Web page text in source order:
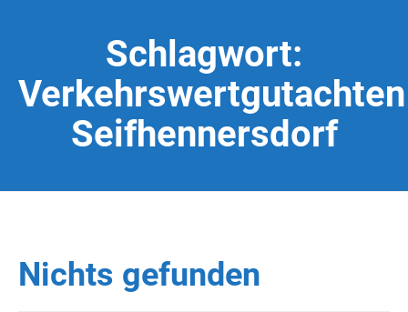
Schlagwort:
Verkehrswertgutachten
Seifhennersdorf
Nichts gefunden